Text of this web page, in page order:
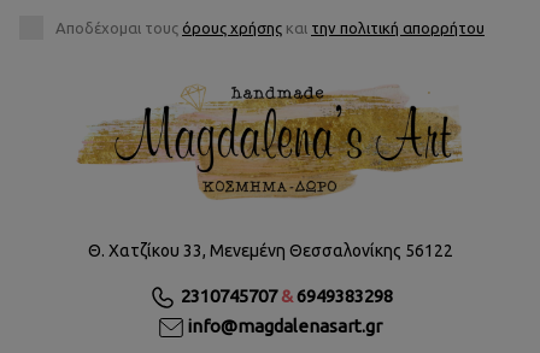
Αποδέχομαι τους όρους χρήσης και την πολιτική απορρήτου
Θ. Χατζίκου 33, Μενεμένη Θεσσαλονίκης 56122
2310745707&6949383298
info@magdalenasart.gr